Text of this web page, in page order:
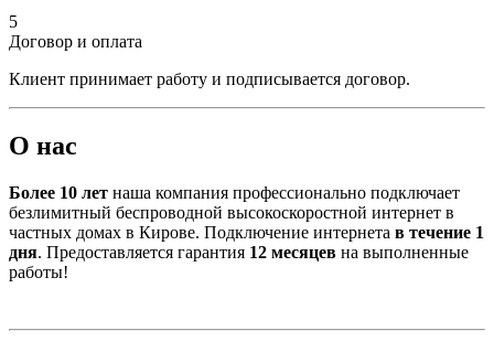
5
Договор и оплата
Клиент принимает работу и подписывается договор.
О нас
Более 10 лет наша компания профессионально подключает
безлимитный беспроводной высокоскоростной интернет в
частных домах в Кирове. Подключение интернета в течение 1
дня. Предоставляется гарантия 12 месяцев на выполненные
работы!